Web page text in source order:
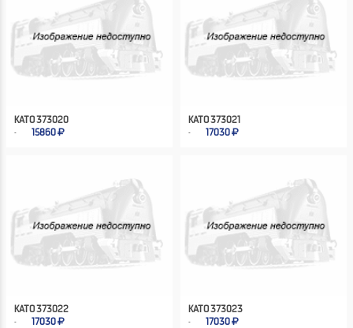
KATO 373020
15860
KATO 373021
17030
KATO 373022
17030
KATO 373023
17030